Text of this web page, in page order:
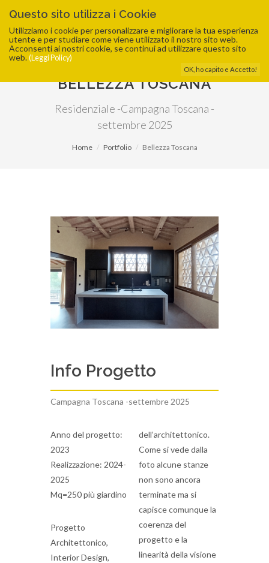
BELLEZZA TOSCANA
Residenziale -Campagna Toscana -
settembre 2025
Home Portfolio Bellezza Toscana
Info Progetto
Campagna Toscana -settembre 2025
Anno del progetto:
2023
Realizzazione: 2024-
2025
Mq=250 più giardino
Progetto
Architettonico,
Interior Design,
dell’architettonico.
Come si vede dalla
foto alcune stanze
non sono ancora
terminate ma si
capisce comunque la
coerenza del
progetto e la
linearità della visione
Questo sito utilizza i Cookie
Utilizziamo i cookie per personalizzare e migliorare la tua esperienza
utente e per studiare come viene utilizzato il nostro sito web.
Acconsenti ai nostri cookie, se continui ad utilizzare questo sito
web. (Leggi Policy)
OK, ho capito e Accetto!